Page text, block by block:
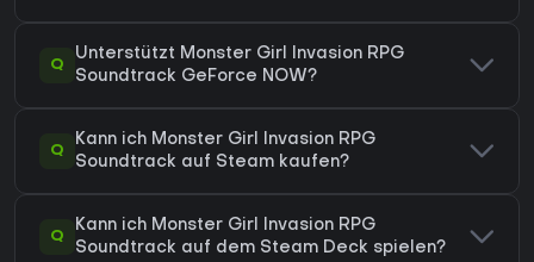
Q
Unterstützt Monster Girl Invasion RPG
Soundtrack GeForce NOW?
Q
Kann ich Monster Girl Invasion RPG
Soundtrack auf Steam kaufen?
Q
Kann ich Monster Girl Invasion RPG
Soundtrack auf dem Steam Deck spielen?